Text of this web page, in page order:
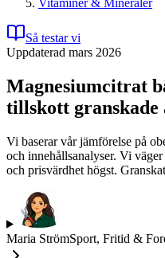
Vitaminer & Mineraler
Så testar vi
Uppdaterad mars 2026
Magnesiumcitrat
tillskott granskade
Vi baserar vår jämförelse på
och innehållsanalyser. Vi
och prisvärdhet högst.
Maria StrömSport, Fritid &